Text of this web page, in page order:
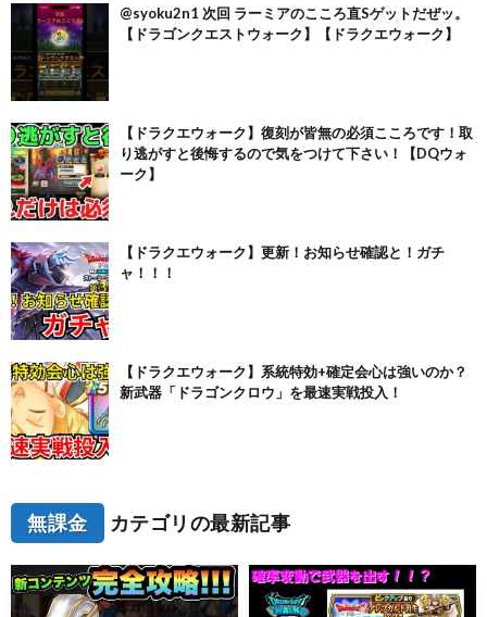
@syoku2n1 次回 ラーミアのこころ直Sゲットだぜッ。
【ドラゴンクエストウォーク】【ドラクエウォーク】
【ドラクエウォーク】復刻が皆無の必須こころです！取
り逃がすと後悔するので気をつけて下さい！【DQウォ
ーク】
【ドラクエウォーク】更新！お知らせ確認と！ガチ
ャ！！！
【ドラクエウォーク】系統特効+確定会心は強いのか？
新武器「ドラゴンクロウ」を最速実戦投入！
無課金 カテゴリの最新記事